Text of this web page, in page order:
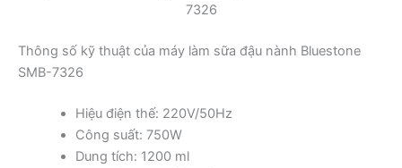
7326
Thông số kỹ thuật của máy làm sữa đậu nành Bluestone
SMB-7326
Hiệu điện thế: 220V/50Hz
Công suất: 750W
Dung tích: 1200 ml